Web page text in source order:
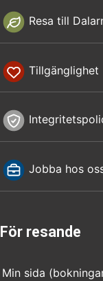
Resa till
Tillgänglighet
Jobba hos
För resande
Min sida